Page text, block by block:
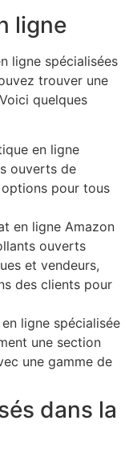
ligne
ligne spécialisées
trouver une
quelques
en ligne
ouverts de
pour tous
en ligne Amazon
ouverts
et vendeurs,
des clients pour
ligne spécialisée
une section
une gamme de
dans la